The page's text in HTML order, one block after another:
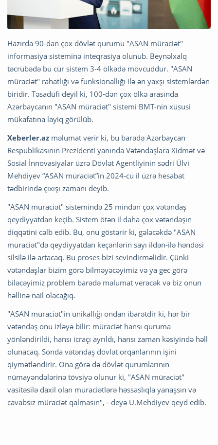
Hazırda 90-dan çox dövlət qurumu "ASAN müraciət"
informasiya sisteminə inteqrasiya olunub. Beynəlxalq
təcrübədə bu cür sistem 3-4 ölkədə mövcuddur. "ASAN
müraciət" rahatlığı və funksionallığı ilə ən yaxşı sistemlərdən
biridir. Təsadüfi deyil ki, 100-dən çox ölkə arasında
Azərbaycanın "ASAN müraciət" sistemi BMT-nin xüsusi
mükafatına layiq görülüb.
Xeberler.az məlumat verir ki, bu barədə Azərbaycan
Respublikasının Prezidenti yanında Vətəndaşlara Xidmət və
Sosial İnnovasiyalar üzrə Dövlət Agentliyinin sədri Ülvi
Mehdiyev “ASAN müraciət”in 2024-cü il üzrə hesabat
tədbirində çıxışı zamanı deyib.
"ASAN müraciət" sistemində 25 mindən çox vətəndaş
qeydiyyatdan keçib. Sistem ötən il daha çox vətəndaşın
diqqətini cəlb edib. Bu, onu göstərir ki, gələcəkdə "ASAN
müraciət"də qeydiyyatdan keçənlərin sayı ildən-ilə həndəsi
silsilə ilə artacaq. Bu proses bizi sevindirməlidir. Çünki
vətəndaşlar bizim görə bilməyəcəyimiz və ya gec görə
biləcəyimiz problem barədə məlumat verəcək və biz onun
həllinə nail olacağıq.
"ASAN müraciət"in unikallığı ondan ibarətdir ki, hər bir
vətəndaş onu izləyə bilir: müraciət hansı quruma
yönləndirildi, hansı icraçı ayrıldı, hansı zaman kəsiyində həll
olunacaq. Sonda vətəndaş dövlət orqanlarının işini
qiymətləndirir. Ona görə də dövlət qurumlarının
nümayəndələrinə tövsiyə olunur ki, "ASAN müraciət"
vasitəsilə daxil olan müraciətlərə həssaslıqla yanaşsın və
cavabsız müraciət qalmasın", - deyə Ü.Mehdiyev qeyd edib.